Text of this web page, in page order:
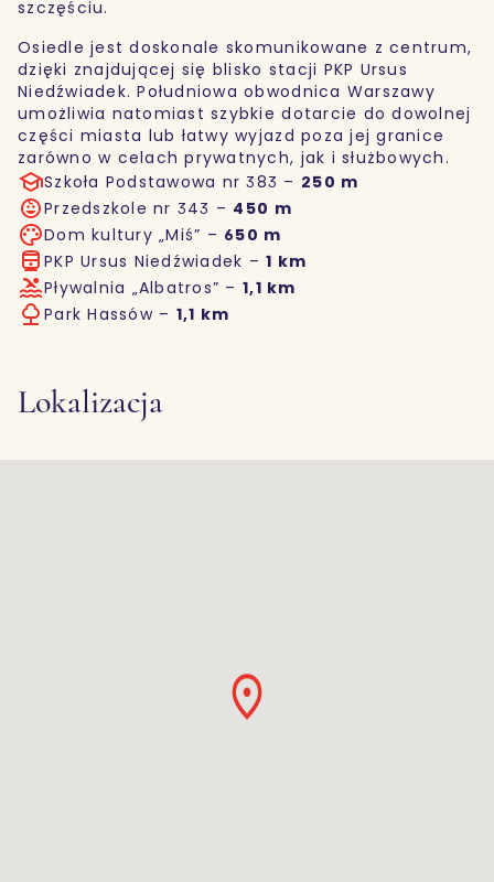
szczęściu.
Osiedle jest doskonale skomunikowane z centrum,
dzięki znajdującej się blisko stacji PKP Ursus
Niedźwiadek. Południowa obwodnica Warszawy
umożliwia natomiast szybkie dotarcie do dowolnej
części miasta lub łatwy wyjazd poza jej granice
zarówno w celach prywatnych, jak i służbowych.
Szkoła Podstawowa nr 383 – 250 m
Przedszkole nr 343 – 450 m
Dom kultury „Miś” – 650 m
PKP Ursus Niedźwiadek –1 km
Pływalnia „Albatros” – 1,1 km
Park Hassów – 1,1 km
Lokalizacja